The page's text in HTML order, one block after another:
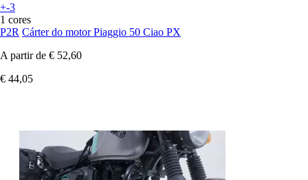
+-3
1 cores
P2R Cárter do motor Piaggio 50 Ciao PX
A partir de € 52,60
€ 44,05